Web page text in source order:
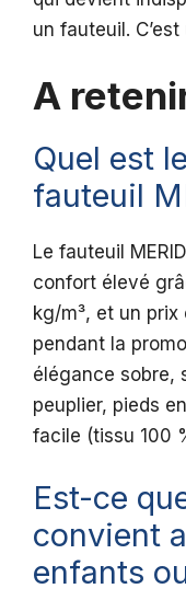
un fauteuil.
A
Quel est
fauteuil
Le fauteuil
confort élevé
kg/m³, et un
pendant la
élégance sobre,
peuplier, pieds
facile (tissu 100
Est-ce
convient
enfants